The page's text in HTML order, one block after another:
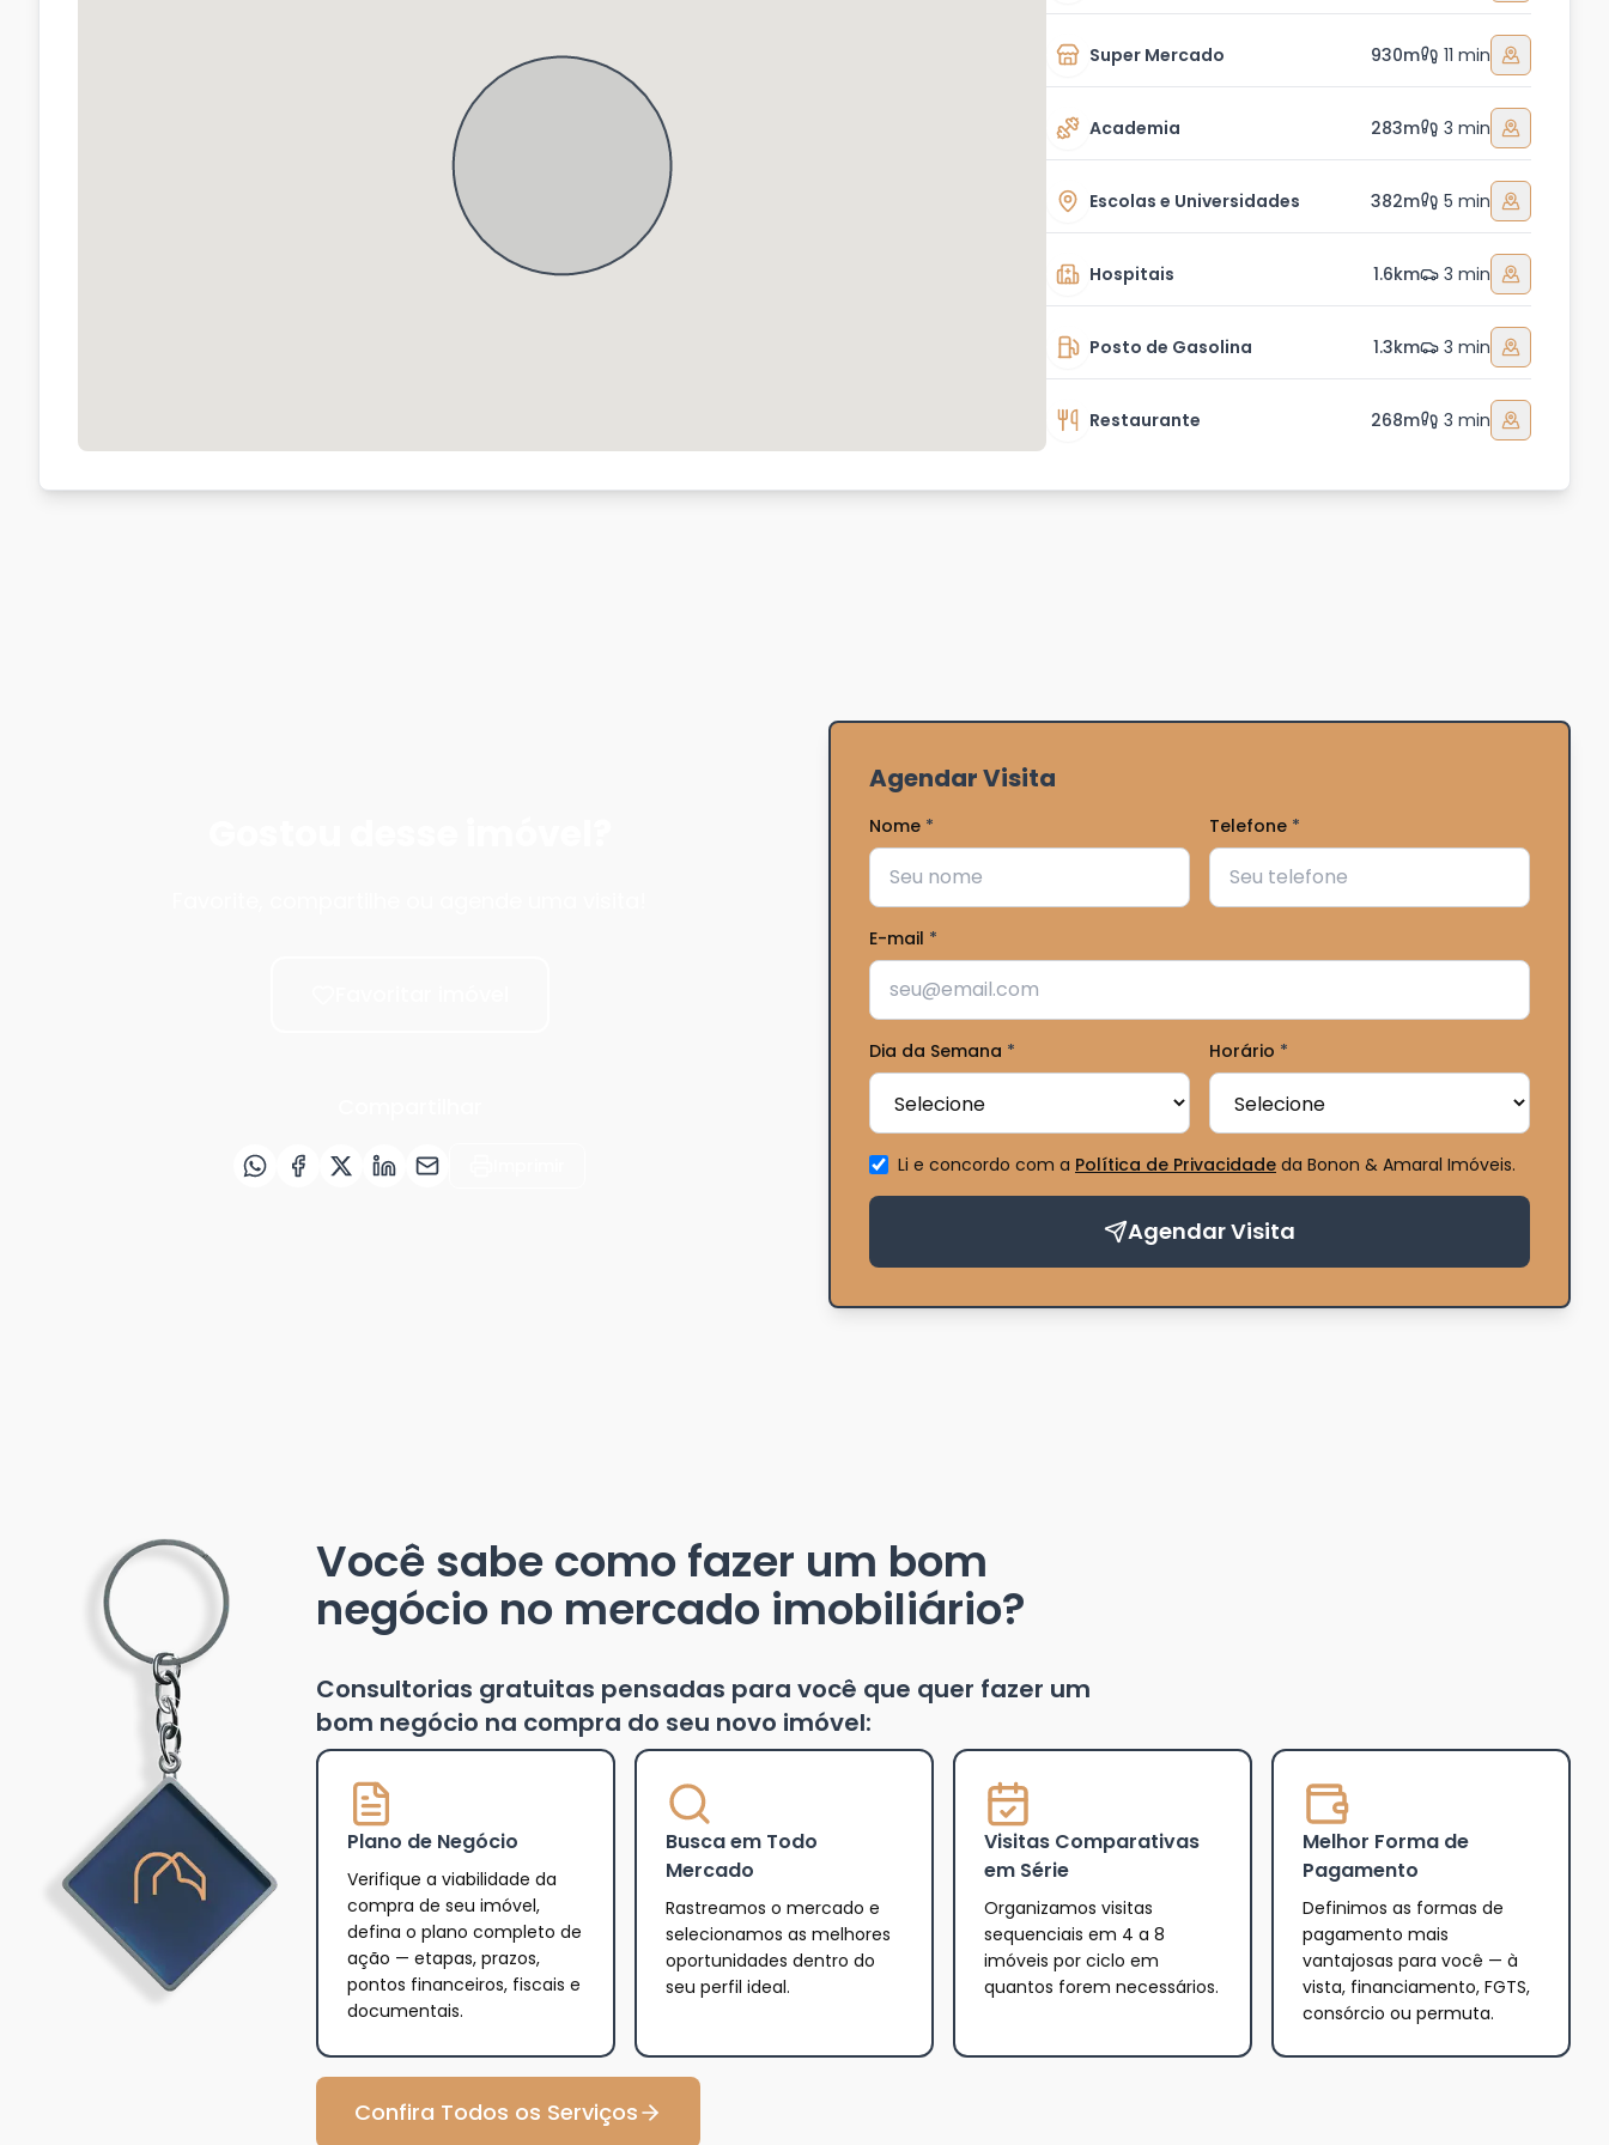
Super Mercado 930m 11 min
Academia 283m 3 min
Escolas e Universidades 382m 5 min
Hospitais 1.6km 3 min
Posto de Gasolina 1.3km 3 min
Restaurante 268m 3 min
Agendar Visita
Nome * Telefone *
E-mail *
Dia da Semana * Horário *
Li e concordo com a Política de Privacidade da Bonon & Amaral Imóveis.
Agendar Visita
Você sabe como fazer um bom
negócio no mercado imobiliário?
Consultorias gratuitas pensadas para você que quer fazer um
bom negócio na compra do seu novo imóvel:
Plano de Negócio
Verifique a viabilidade da
compra de seu imóvel,
defina o plano completo de
ação — etapas, prazos,
pontos financeiros, fiscais e
documentais.
Busca em Todo
Mercado
Rastreamos o mercado e
selecionamos as melhores
oportunidades dentro do
seu perfil ideal.
Visitas Comparativas
em Série
Organizamos visitas
sequenciais em 4 a 8
imóveis por ciclo em
quantos forem necessários.
Melhor Forma de
Pagamento
Definimos as formas de
pagamento mais
vantajosas para você — à
vista, financiamento, FGTS,
consórcio ou permuta.
Confira Todos os Serviços